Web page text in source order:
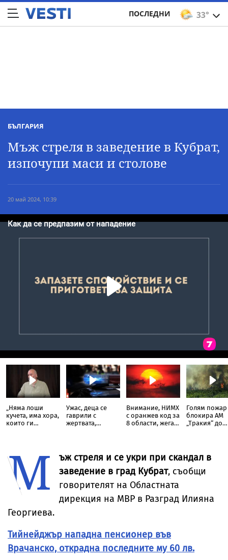
33°
ПОСЛЕДНИ
БЪЛГАРИЯ
Мъж стреля в заведение в Кубрат,
изпочупи маси и столове
20 май 2024, 10:39
„Няма лоши
кучета, има хора,
които ги
Александър
Георгиев
специално за
Vesti.bg
Ужас, деца се
гаврили с
жертвата,
Пловдив
Внимание, НИМХ
с оранжев код за
8 области, жега
Голям пожар
блокира АМ
„Тракия“ до
М
ъж стреля и се укри при скандал в
заведение в град Кубрат, съобщи
говорителят на Областната
дирекция на МВР в Разград Илияна
Георгиева.
Тийнейджър нападна пенсионер във
Врачанско, открадна последните му 60 лв.